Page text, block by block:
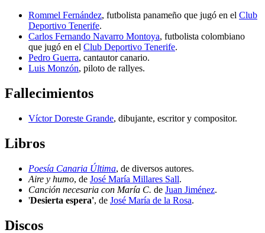
Rommel Fernández, futbolista panameño que jugó en el Club
Deportivo Tenerife.
Carlos Fernando Navarro Montoya, futbolista colombiano
que jugó en el Club Deportivo Tenerife.
Pedro Guerra, cantautor canario.
Luis Monzón, piloto de rallyes.
Fallecimientos
Víctor Doreste Grande, dibujante, escritor y compositor.
Libros
Poesía Canaria Última, de diversos autores.
Aire y humo, de José María Millares Sall.
Canción necesaria con María C. de Juan Jiménez.
'Desierta espera', de José María de la Rosa.
Discos